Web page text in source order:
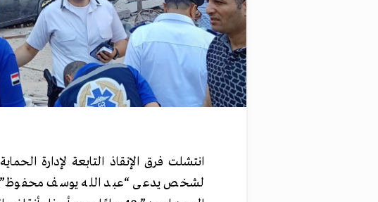
انتشلت فرق الإنقاذ التابعة لإدارة